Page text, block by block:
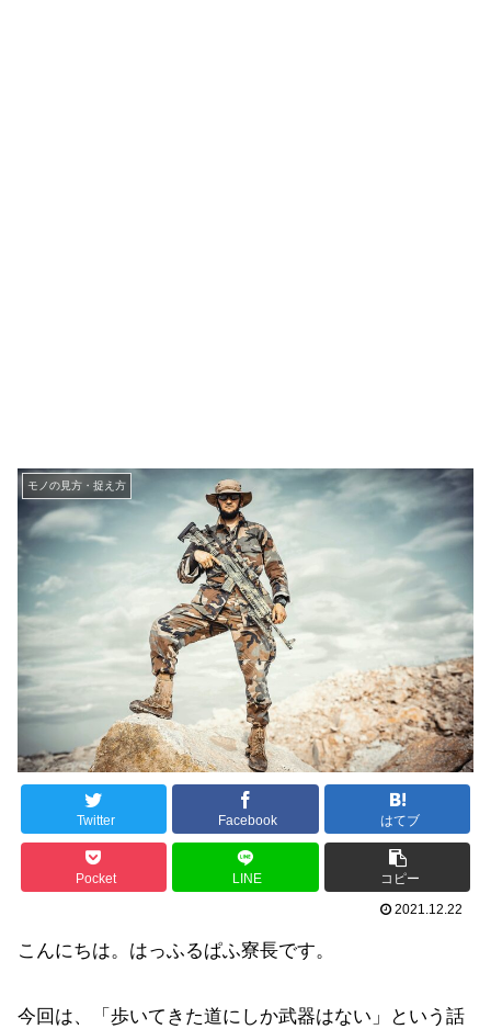
モノの見方・捉え方
Twitter Facebook はてブ
Pocket LINE
コピー
2021.12.22
こんにちは。はっふるぱふ寮長です。
今回は、「歩いてきた道にしか武器はない」という話